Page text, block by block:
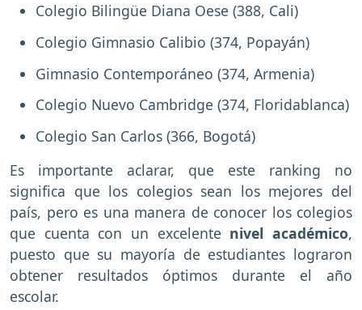
Colegio Bilingüe Diana Oese (388, Cali)
Colegio Gimnasio Calibio (374, Popayán)
Gimnasio Contemporáneo (374, Armenia)
Colegio Nuevo Cambridge (374, Floridablanca)
Colegio San Carlos (366, Bogotá)
Es importante aclarar, que este ranking no
significa que los colegios sean los mejores del
país, pero es una manera de conocer los colegios
que cuenta con un excelente nivel académico,
puesto que su mayoría de estudiantes lograron
obtener resultados óptimos durante el año
escolar.